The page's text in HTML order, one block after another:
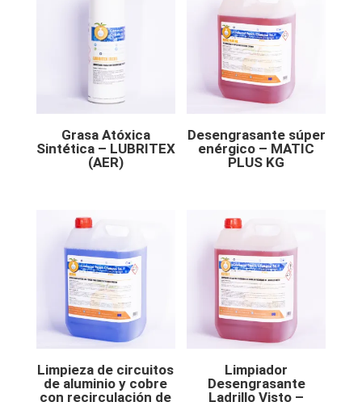
Grasa Atóxica
Sintética – LUBRITEX
(AER)
Desengrasante súper
enérgico – MATIC
PLUS KG
Limpieza de circuitos
de aluminio y cobre
con recirculación de
Limpiador
Desengrasante
Ladrillo Visto –